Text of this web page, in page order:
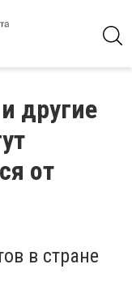
другие
от
в стране